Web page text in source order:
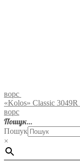
ворс
«Kolos» Classic
ворс
Пошук…
Пошук
×